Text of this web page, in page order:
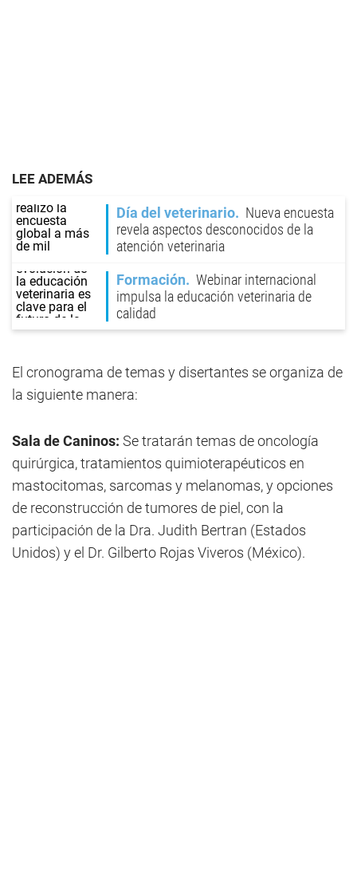
LEE ADEMÁS
Día del veterinario
Nueva encuesta
revela aspectos desconocidos de la
atención veterinaria
Formación
Webinar internacional
impulsa la educación veterinaria de
calidad
El cronograma de temas y disertantes se organiza de
la siguiente manera:
Sala de Caninos: Se tratarán temas de oncología
quirúrgica, tratamientos quimioterapéuticos en
mastocitomas, sarcomas y melanomas, y opciones
de reconstrucción de tumores de piel, con la
participación de la Dra. Judith Bertran (Estados
Unidos) y el Dr. Gilberto Rojas Viveros (México).